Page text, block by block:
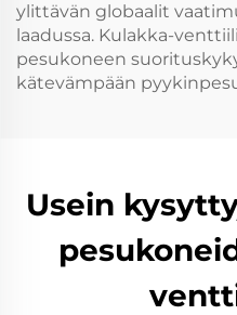
ylittävän globaalit
laadussa. Kulakka-
pesukoneen
kätevämpään
Usein